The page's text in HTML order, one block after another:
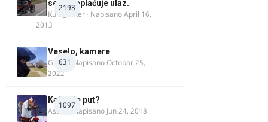
2193
se ne naplaćuje ulaz.
Kum_Mixer · NapisanoApril 16,
2013
631
Veselo, kamere
GR 46· NapisanoOctobar 25,
2022
1097
Kakav je put?
Astral· Napisano Jun 24, 2018